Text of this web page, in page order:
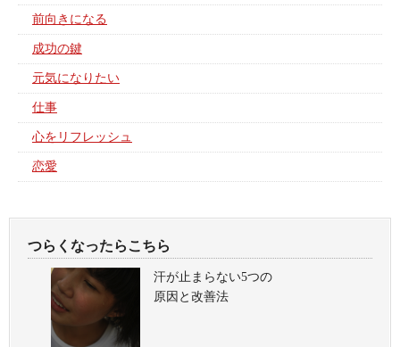
前向きになる
成功の鍵
元気になりたい
仕事
心をリフレッシュ
恋愛
つらくなったらこちら
汗が止まらない5つの
原因と改善法